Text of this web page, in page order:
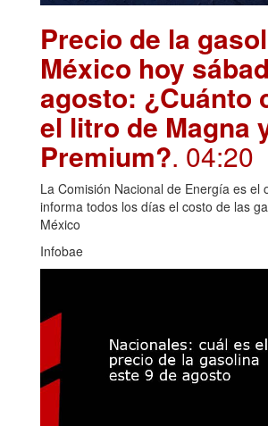
Precio de la
México hoy
agosto: ¿Cuánto
el litro de Magna
Premium?. 04:20
La Comisión Nacional de Energía es el
informa todos los días el costo de las
México
Infobae